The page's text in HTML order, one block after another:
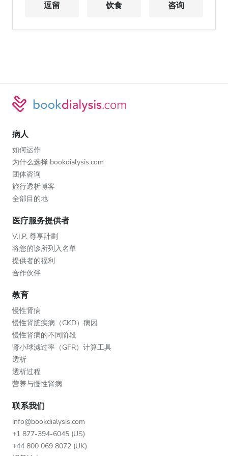
逗留 饮食 咨询
病人
如何运作
为什么选择 bookdialysis.com
团体咨询
旅行透析博客
全部目的地
医疗服务提供者
V.I.P. 尊享計劃
将您的诊所列入名单
提供者的福利
合作伙伴
教育
慢性肾病
慢性肾脏疾病（CKD）病因
慢性肾病的不同阶段
肾小球滤过率（GFR）计算工具
透析
透析过程
营养与慢性肾病
联系我们
info@bookdialysis.com
+1 877-394-6045 (US)
+44 800 069 8072 (UK)